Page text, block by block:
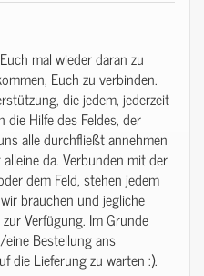
mal wieder daran zu
Euch zu verbinden.
die jedem, jederzeit
Hilfe des Feldes, der
alle durchfließt annehmen
da. Verbunden mit der
dem Feld, stehen jedem
brauchen und jegliche
Verfügung. Im Grunde
Bestellung ans
die Lieferung zu warten :).